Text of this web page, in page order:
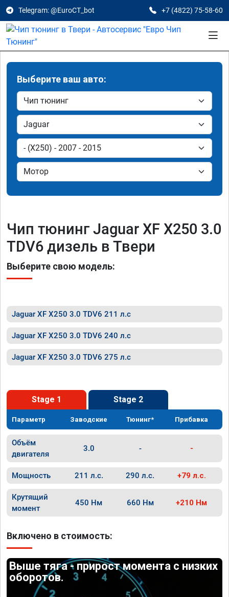
Telegram: @EuroCT_bot +7 (4822) 75-58-60
Выберите ваш авто:
Чип тюнинг Jaguar XF X250 3.0
TDV6 дизель в Твери
Выберите свою модель:
Jaguar XF X250 3.0 TDV6 211 л.с
Jaguar XF X250 3.0 TDV6 240 л.с
Jaguar XF X250 3.0 TDV6 275 л.с
Stage 1 Stage 2
Параметр Заводские Тюнинг* Прибавка
Объём
двигателя
3.0 - -
Мощность 211 л.с. 290 л.с. +79 л.с.
Крутящий
момент
450 Нм 660 Нм +210 Нм
Включено в стоимость:
Выше тяга - прирост момента с низких
оборотов.